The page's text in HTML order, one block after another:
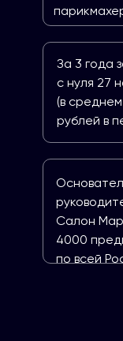
За 3 года
с нуля 27
(в
рублей в
Салон
4000
по всей